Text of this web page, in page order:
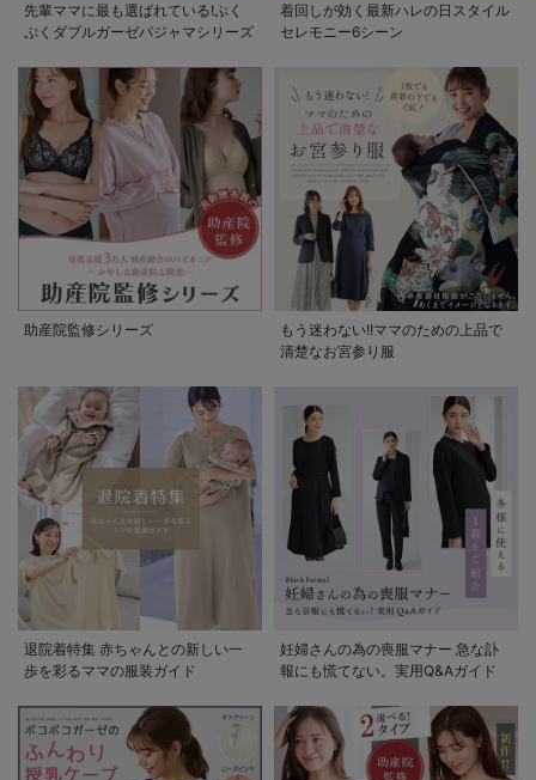
先輩ママに最も選ばれている!ぷく
ぷくダブルガーゼパジャマシリーズ
着回しが効く最新ハレの日スタイル
セレモニー6シーン
助産院監修シリーズ
もう迷わない!!ママのための上品で
清楚なお宮参り服
退院着特集 赤ちゃんとの新しい一
歩を彩るママの服装ガイド
妊婦さんの為の喪服マナー 急な訃
報にも慌てない。実用Q&Aガイド